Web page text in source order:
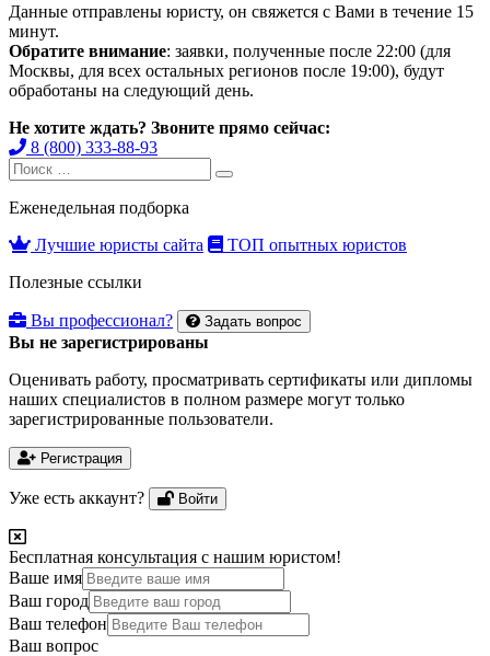
Данные отправлены юристу, он свяжется с Вами в течение 15
минут.
Обратите внимание: заявки, полученные после 22:00 (для
Москвы, для всех остальных регионов после 19:00), будут
обработаны на следующий день.
Не хотите ждать? Звоните прямо сейчас:
8 (800) 333-88-93
Search
for:
Search
Еженедельная подборка
Лучшие юристы сайта
ТОП опытных юристов
Полезные ссылки
Вы профессионал? Задать вопрос
Вы не зарегистрированы
Оценивать работу, просматривать сертификаты или дипломы
наших специалистов в полном размере могут только
зарегистрированные пользователи.
Регистрация
Уже есть аккаунт? Войти
Бесплатная консультация с нашим юристом!
Ваше имя
Ваш город
Ваш телефон
Ваш вопрос